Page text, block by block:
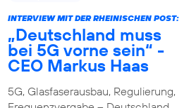
INTERVIEW MIT DER RHEINISCHEN POST:
„Deutschland muss
bei 5G vorne sein“ -
CEO Markus Haas
5G, Glasfaserausbau, Regulierung,